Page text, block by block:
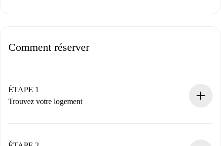
Comment réserver
ÉTAPE 1
Trouvez votre logement